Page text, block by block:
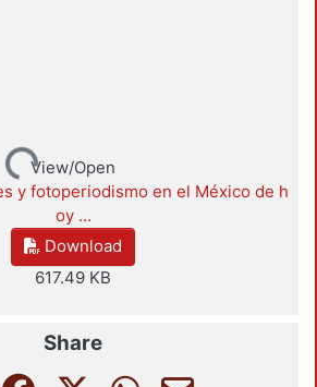
View/Open
y fotoperiodismo en el México de h
oy …
Download
617.49 KB
Share